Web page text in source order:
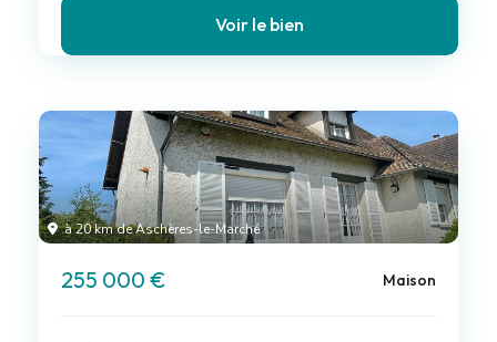
Voir le bien
à 20 km de Aschères-le-Marché
255 000 € Maison